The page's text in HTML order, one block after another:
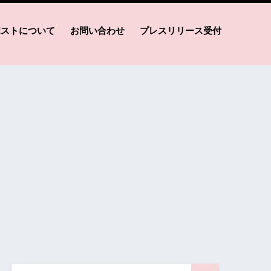
トについて お問い合わせ プレスリリース受付